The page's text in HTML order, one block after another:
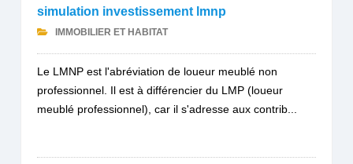
simulation investissement lmnp
IMMOBILIER ET HABITAT
Le LMNP est l'abréviation de loueur meublé non
professionnel. Il est à différencier du LMP (loueur
meublé professionnel), car il s'adresse aux contrib...